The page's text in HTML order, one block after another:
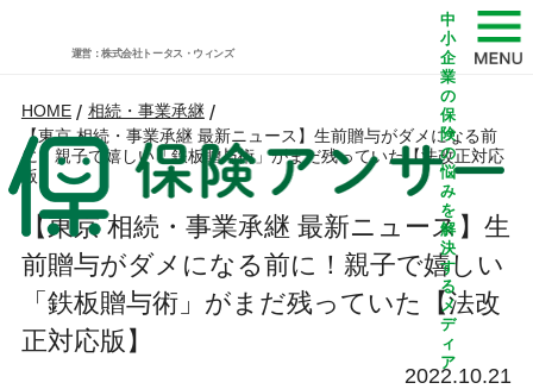
運営：株式会社トータス・ウィンズ
中
小
企
業
の
保
険
の
悩
み
を
解
決
す
る
メ
デ
ィ
ア
HOME / 相続・事業承継 /
【東京 相続・事業承継 最新ニュース】生前贈与がダメになる前
に！親子で嬉しい「鉄板贈与術」がまだ残っていた【法改正対応
版】
【東京 相続・事業承継 最新ニュース】生
前贈与がダメになる前に！親子で嬉しい
「鉄板贈与術」がまだ残っていた【法改
正対応版】
2022.10.21